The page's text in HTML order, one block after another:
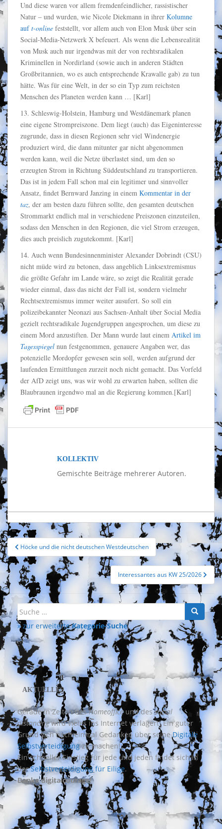
Und diese waren vor allem fremdenfeindlicher, rassistischer
Natur – und wurden, wie Nicole Diekmann in ihrer Kolumne
auft-online feststellt, vor allem auch von Elon Musk über sein
Social-Media-Netzwerk X befeuert. Als wenn die Lebensrealität
von Musk auch nur irgendwas mit der von rechtsradikalen
Kriminellen in Nordirland (sowie auch in anderen Städten
Großbritannien, wo es auch entsprechende Krawalle gab) zu tun
hätte. Was für eine Welt, in der so ein Typ zum reichsten
Menschen des Planeten werden kann … [Karl]
13. Schleswig-Holstein, Hamburg und Westdänemark planen
eine eigene Strompreiszone. Dem liegt (auch) das Eigeninteresse
zugrunde, dass in diesen Regionen sehr viel Windenergie
produziert wird, die dann mitunter gar nicht abgenommen
werden kann, weil die Netze überlastet sind, um den so
erzeugten Strom in Richtung Süddeutschland zu transportieren.
Das ist in jedem Fall schon mal ein legitimer und sinnvoller
Ansatz, findet Bernward Janzing in einem Kommentar in der
taz, der am besten dazu führen sollte, den gesamten deutschen
Strommarkt endlich mal in verschiedene Preiszonen einzuteilen,
sodass den Menschen in den Regionen, die viel Strom erzeugen,
dies auch preislich zugutekommt. [Karl]
14. Auch wenn Bundesinnenminister Alexander Dobrindt (CSU)
nicht müde wird zu betonen, dass angeblich Linksextremismus
die größte Gefahr im Lande wäre, so zeigt die Realität gerade
wieder einmal, dass das nicht der Fall ist, sondern vielmehr
Rechtsextremismus immer weiter ausufert. So soll ein
polizeibekannter Neonazi aus Sachsen-Anhalt über Social Media
gezielt rechtsradikale Jugendgruppen angesprochen, um diese zu
einem Mord anzustiften. Der Mann wurde laut einem Artikel im
Tagesspiegel nun festgenommen, genauere Angaben wer, das
potenzielle Mordopfer gewesen sein soll, werden aufgrund der
laufenden Ermittlungen zurzeit noch nicht gemacht. Das Vorfeld
der AfD zeigt uns, was wir wohl zu erwarten haben, sollten die
Blaubraunen irgendwo mal an die Regierung kommen.[Karl]
KOLLEKTIV
Gemischte Beiträge mehrerer Autoren.
Beitragsnavigation
Höcke und die nicht deutschen Westdeutschen
Interessantes aus KW 25/2026
Suche
nach:
» zur erweiterteKategorie-Suche
AKTUELLES
Gerade in Zeiten desHomeofficeund dessocial
distancingwird vieles ins Internet verlagert. Ein guter
Grund sich noch einmal Gedanken über seineDigitale
Selbstverteidigungzu machen!
Ein schneller Einstieg für jede und jeden findet sich in
derSelbstverteidigung für Eilige.
Danke digitalcourage!